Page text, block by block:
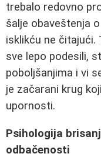
trebalo redovno
šalje obaveštenja
isklikću ne čitajući.
sve lepo podesili,
poboljšanjima i vi
je začarani krug
upornosti.
Psihologija
odbačenosti